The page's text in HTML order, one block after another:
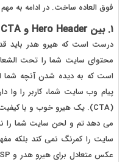
فوق العاده ساخت. در ادامه به
۱. بین Hero Header و CTA سایت تعادل برقرار کنید.
درست است که هیرو هدر باید
محتوای سایت شما را تحت
است که به دیده شدن آنچه شما
پیام وب سایت شما، کاربر را وا
سایت را کمرنگ نمی کند بلکه